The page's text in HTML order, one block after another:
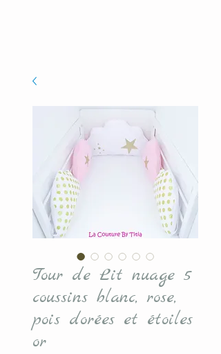
Tour de Lit nuage 5
coussins blanc, rose,
pois dorées et étoiles
or